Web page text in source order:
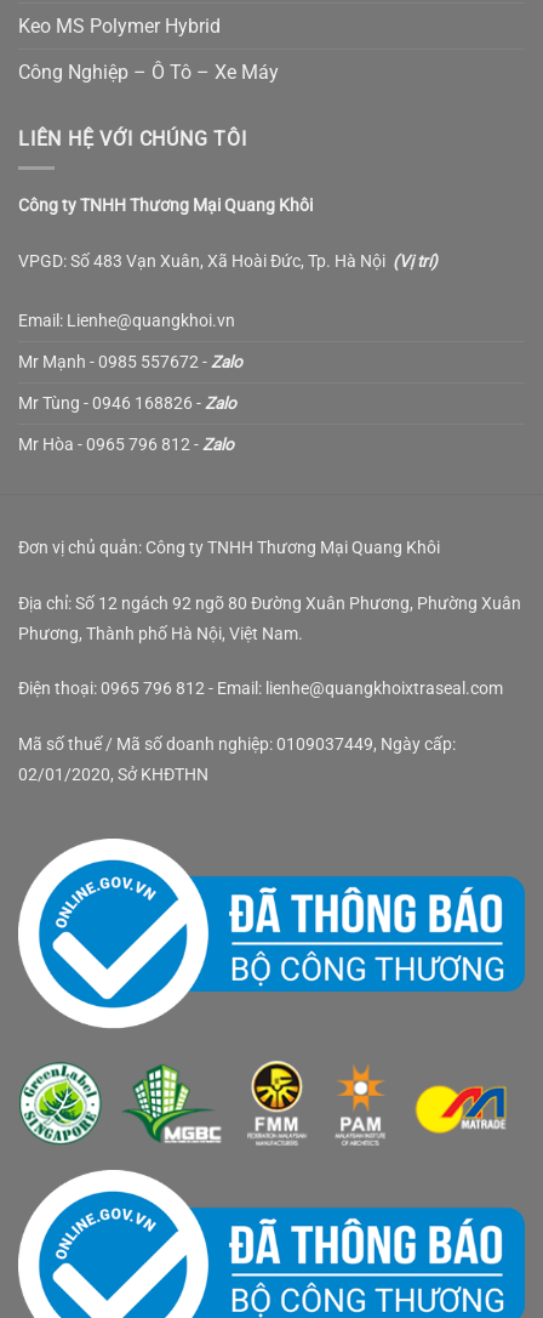
Keo MS Polymer Hybrid
Công Nghiệp – Ô Tô – Xe Máy
LIÊN HỆ VỚI CHÚNG TÔI
Công ty TNHH Thương Mại Quang Khôi
VPGD: Số 483 Vạn Xuân, Xã Hoài Đức, Tp. Hà Nội (Vị trí)
Email: Lienhe@quangkhoi.vn
Mr Mạnh - 0985 557672 - Zalo
Mr Tùng - 0946 168826 - Zalo
Mr Hòa - 0965 796 812 - Zalo
Đơn vị chủ quản: Công ty TNHH Thương Mại Quang Khôi
Địa chỉ: Số 12 ngách 92 ngõ 80 Đường Xuân Phương, Phường Xuân
Phương, Thành phố Hà Nội, Việt Nam.
Điện thoại: 0965 796 812 - Email: lienhe@quangkhoixtraseal.com
Mã số thuế / Mã số doanh nghiệp: 0109037449, Ngày cấp:
02/01/2020, Sở KHĐTHN